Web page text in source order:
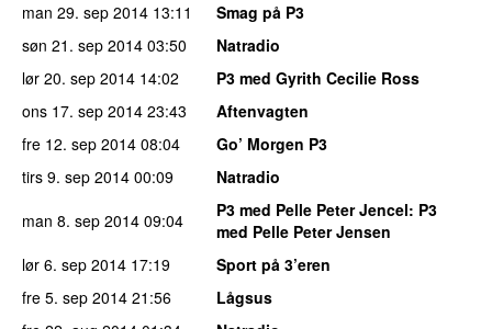
man 29. sep 2014 13:11
Smag på P3
søn 21. sep 2014 03:50
Natradio
lør 20. sep 2014 14:02
P3 med Gyrith Cecilie Ross
ons 17. sep 2014 23:43
Aftenvagten
fre 12. sep 2014 08:04
Go’ Morgen P3
tirs 9. sep 2014 00:09
Natradio
man 8. sep 2014 09:04 P3 med Pelle Peter Jencel: P3
med Pelle Peter Jensen
lør 6. sep 2014 17:19
Sport på 3’eren
fre 5. sep 2014 21:56
Lågsus